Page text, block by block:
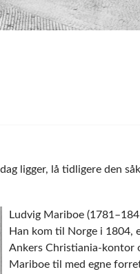
ligger, lå tidligere den
Ludvig Mariboe
Han kom til Norge i 1804,
Ankers Christiania-kontor
Mariboe til med egne